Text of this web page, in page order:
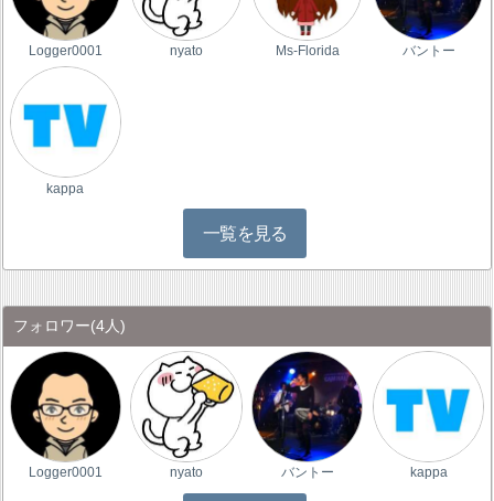
Logger0001 nyato Ms-Florida バントー
kappa
一覧を見る
フォロワー(4人)
Logger0001 nyato バントー kappa